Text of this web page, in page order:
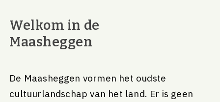
Welkom in de
Maasheggen
De Maasheggen vormen het oudste
cultuurlandschap van het land. Er is geen